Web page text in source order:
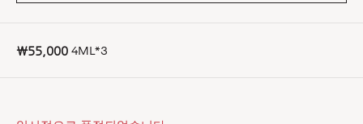
₩55,000 4ML*3